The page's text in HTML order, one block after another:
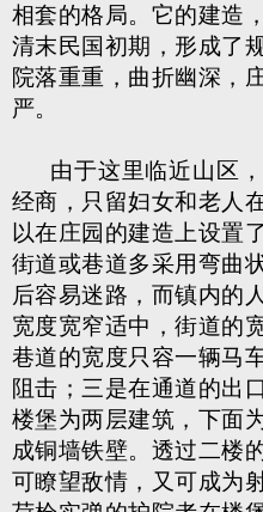
相套的格局。它的建造
清末民国初期，形成了
院落重重，曲折幽深，
严。
由于这里临近山区
经商，只留妇女和老人
以在庄园的建造上设置
街道或巷道多采用弯曲
后容易迷路，而镇内的
宽度宽窄适中，街道的
巷道的宽度只容一辆马
阻击；三是在通道的出
楼堡为两层建筑，下面
成铜墙铁壁。透过二楼
可瞭望敌情，又可成为